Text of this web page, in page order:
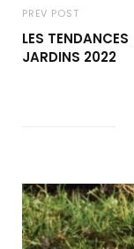
PREV POST
LES TENDANCES
JARDINS 2022